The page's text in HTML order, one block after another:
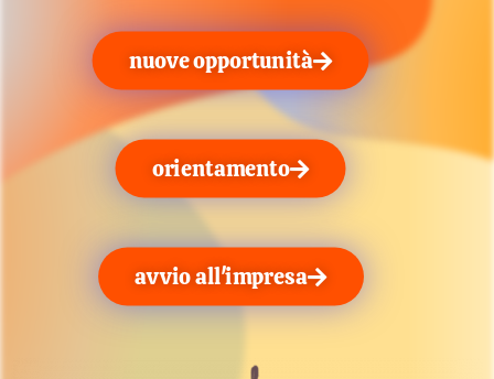
nuove opportunità
orientamento
avvio all'impresa